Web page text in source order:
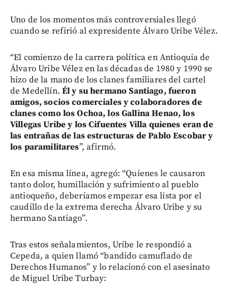
Uno de los momentos más controversiales llegó
cuando se refirió al expresidente Álvaro Uribe Vélez.
“El comienzo de la carrera política en Antioquia de
Álvaro Uribe Vélez en las décadas de 1980 y 1990 se
hizo de la mano de los clanes familiares del cartel
de Medellín. Él y su hermano Santiago, fueron
amigos, socios comerciales y colaboradores de
clanes como los Ochoa, los Gallina Henao, los
Villegas Uribe y los Cifuentes Villa quienes eran de
las entrañas de las estructuras de Pablo Escobar y
los paramilitares”, afirmó.
En esa misma línea, agregó: “Quienes le causaron
tanto dolor, humillación y sufrimiento al pueblo
antioqueño, deberíamos empezar esa lista por el
caudillo de la extrema derecha Álvaro Uribe y su
hermano Santiago”.
Tras estos señalamientos, Uribe le respondió a
Cepeda, a quien llamó “bandido camuflado de
Derechos Humanos” y lo relacionó con el asesinato
de Miguel Uribe Turbay: